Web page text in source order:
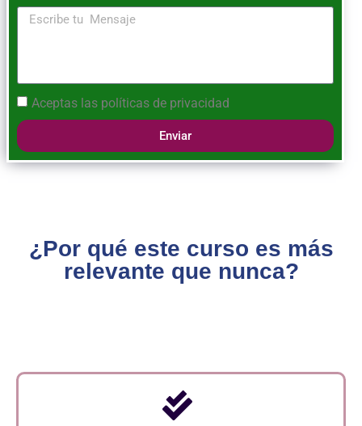
Aceptas las políticas de privacidad
Enviar
¿Por qué este curso es más
relevante que nunca?